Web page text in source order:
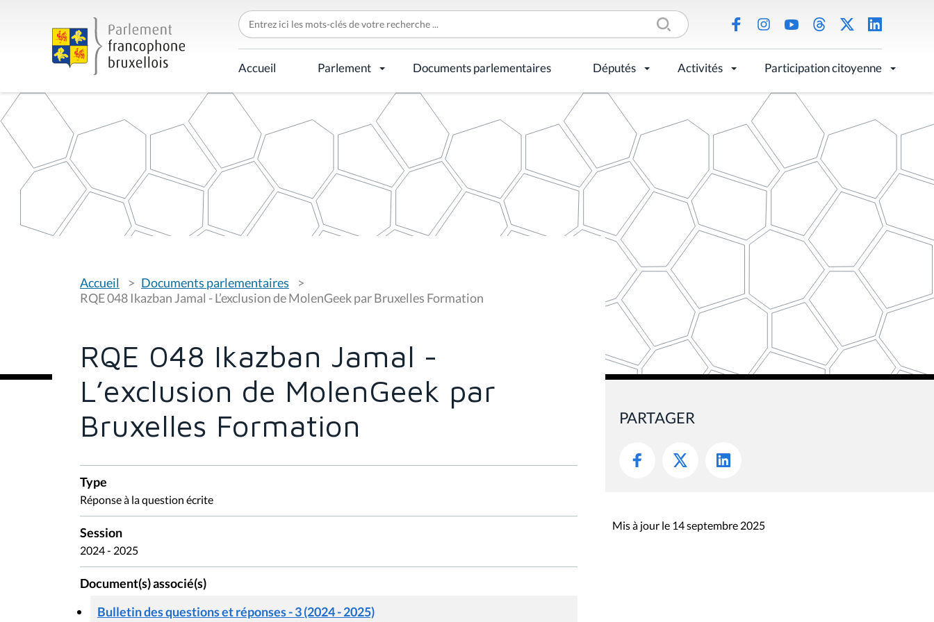
C
h
e
r
c
h
r
p
Accueil Parlement Documents parlementaires Députés Activités Participation citoyenne
o
u
s
s
Accueil
Documents parlementaires
RQE 048 Ikazban Jamal - L’exclusion de MolenGeek par Bruxelles Formation
RQE 048 Ikazban Jamal -
L’exclusion de MolenGeek par
Bruxelles Formation
Type
Réponse à la question écrite
Session
2024 - 2025
Document(s) associé(s)
Bulletin des questions et réponses - 3 (2024 - 2025)
PARTAGER
Mis à jour le 14 septembre 2025